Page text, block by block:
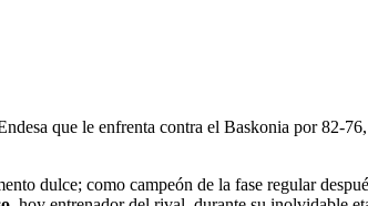
que le enfrenta contra el Baskonia por 82-
dulce; como campeón de la fase regular